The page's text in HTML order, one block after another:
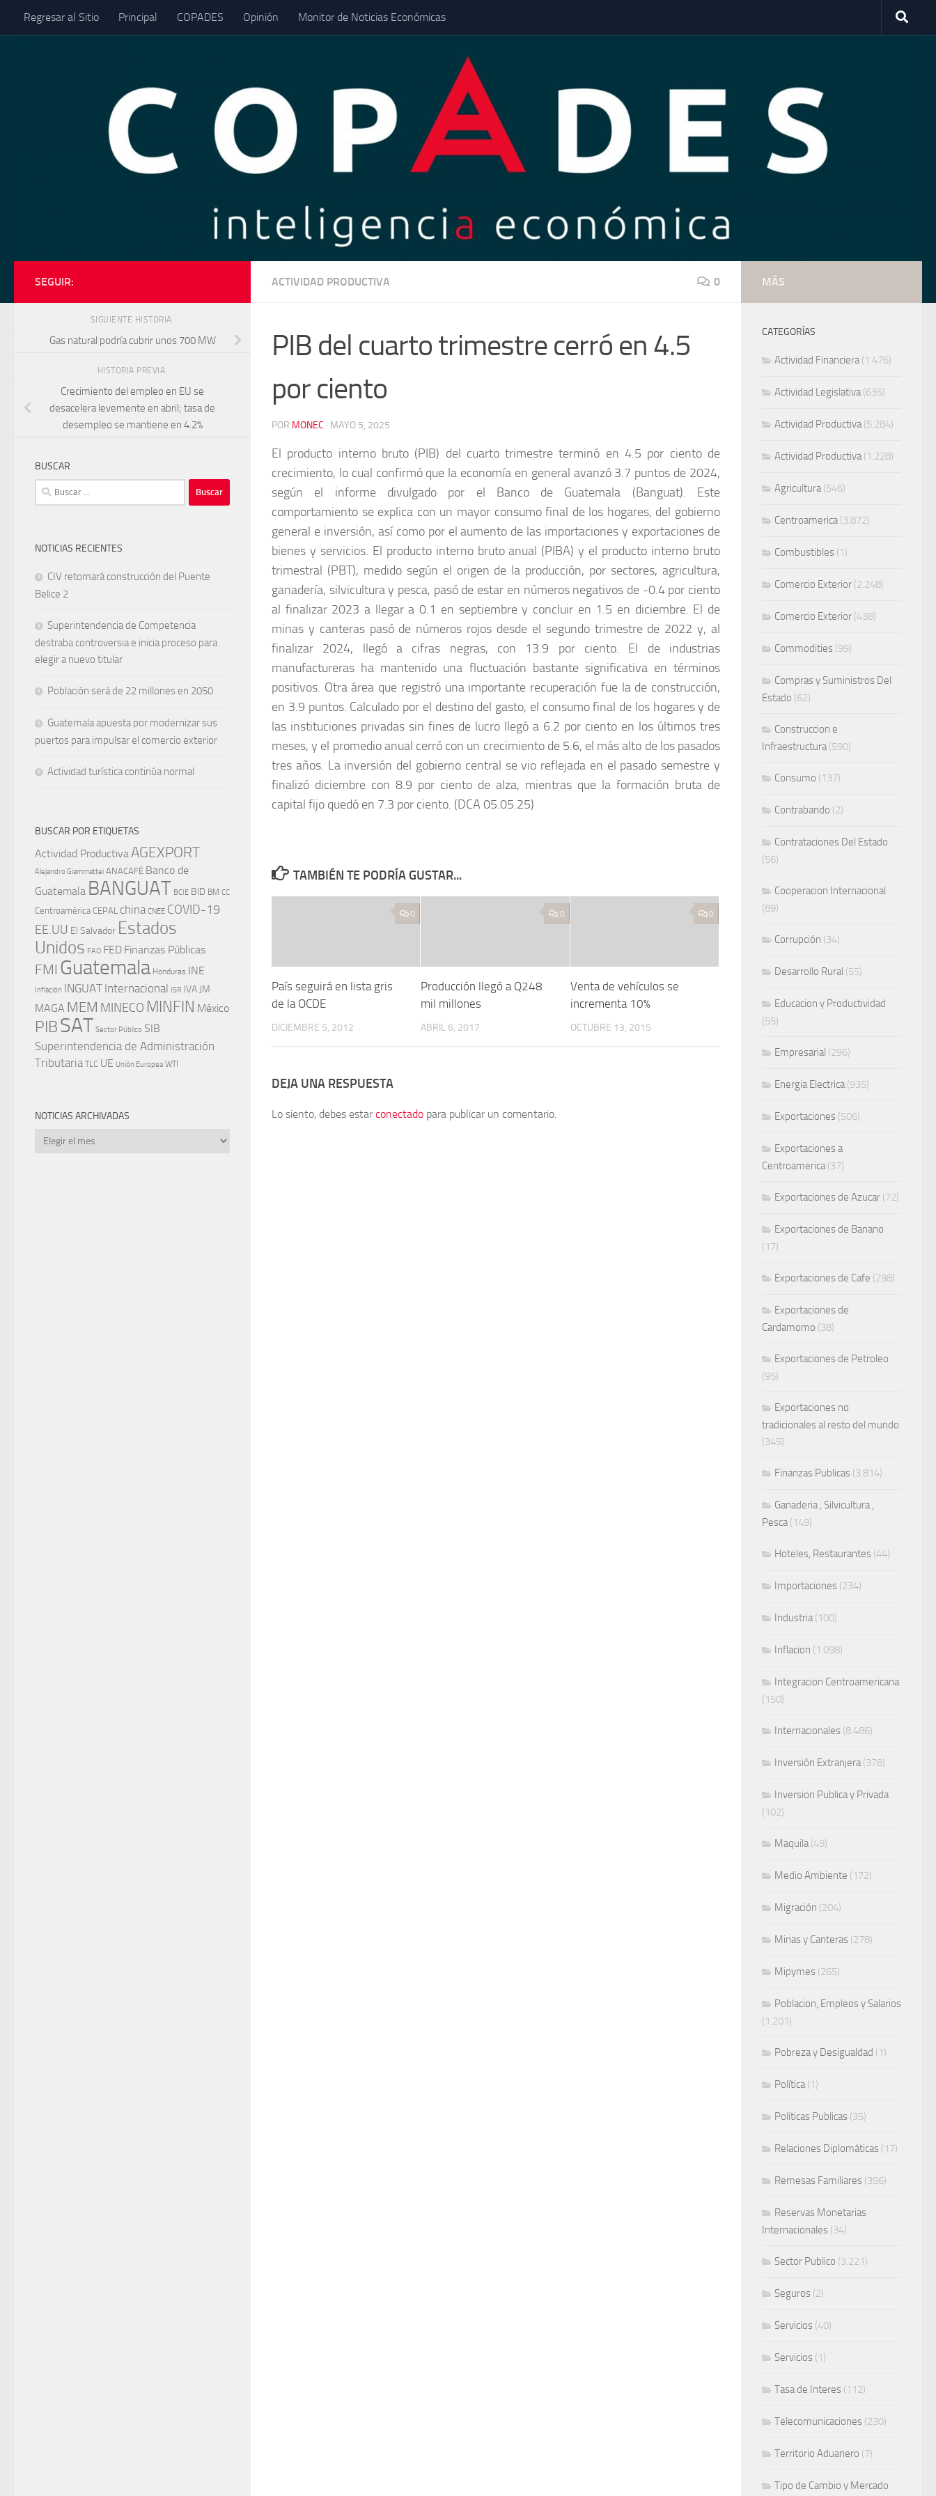
Saltar al contenido
Regresar al Sitio Principal COPADES Opinión Monitor de Noticias Económicas
ACTIVIDAD PRODUCTIVA 0
PIB del cuarto trimestre cerró en 4.5
por ciento
POR MONEC · MAYO 5, 2025
El producto interno bruto (PIB) del cuarto trimestre terminó en 4.5 por ciento de
crecimiento, lo cual confirmó que la economía en general avanzó 3.7 puntos de 2024,
según el informe divulgado por el Banco de Guatemala (Banguat). Este
comportamiento se explica con un mayor consumo final de los hogares, del gobierno
general e inversión, así como por el aumento de las importaciones y exportaciones de
bienes y servicios. El producto interno bruto anual (PIBA) y el producto interno bruto
trimestral (PBT), medido según el origen de la producción, por sectores, agricultura,
ganadería, silvicultura y pesca, pasó de estar en números negativos de -0.4 por ciento
al finalizar 2023 a llegar a 0.1 en septiembre y concluir en 1.5 en diciembre. El de
minas y canteras pasó de números rojos desde el segundo trimestre de 2022 y, al
finalizar 2024, llegó a cifras negras, con 13.9 por ciento. El de industrias
manufactureras ha mantenido una fluctuación bastante significativa en términos
positivos. Otra área que registró una importante recuperación fue la de construcción,
en 3.9 puntos. Calculado por el destino del gasto, el consumo final de los hogares y de
las instituciones privadas sin fines de lucro llegó a 6.2 por ciento en los últimos tres
meses, y el promedio anual cerró con un crecimiento de 5.6, el más alto de los pasados
tres años. La inversión del gobierno central se vio reflejada en el pasado semestre y
finalizó diciembre con 8.9 por ciento de alza, mientras que la formación bruta de
capital fijo quedó en 7.3 por ciento. (DCA 05.05.25)
TAMBIÉN TE PODRÍA GUSTAR...
0
País seguirá en lista gris
de la OCDE
DICIEMBRE 5, 2012
0
Producción llegó a Q248
mil millones
ABRIL 6, 2017
0
Venta de vehículos se
incrementa 10%
OCTUBRE 13, 2015
DEJA UNA RESPUESTA
Lo siento, debes estarconectado para publicar un comentario.
SEGUIR:
SIGUIENTE HISTORIA
Gas natural podría cubrir unos 700 MW
HISTORIA PREVIA
Crecimiento del empleo en EU se
desacelera levemente en abril; tasa de
desempleo se mantiene en 4.2%
BUSCAR
Buscar:
NOTICIAS RECIENTES
CIV retomará construcción del Puente
Belice 2
Superintendencia de Competencia
destraba controversia e inicia proceso para
elegir a nuevo titular
Población será de 22 millones en 2050
Guatemala apuesta por modernizar sus
puertos para impulsar el comercio exterior
Actividad turística continúa normal
BUSCAR POR ETIQUETAS
Actividad Productiva AGEXPORT
Alejandro Giammattei ANACAFÉ Banco de
Guatemala BANGUAT BCIE BID BM CC
Centroamérica CEPAL china CNEE COVID-19
EE.UU El Salvador Estados
Unidos FAO FED Finanzas Públicas
FMI Guatemala Honduras INE
Inflación INGUAT Internacional ISR IVA JM
MAGA MEM MINECO MINFIN México
PIBSAT Sector Público SIB
Superintendencia de Administración
Tributaria TLC UE Unión Europea WTI
NOTICIAS ARCHIVADAS
Noticias
MÁS
CATEGORÍAS
Actividad Financiera(1.476)
Actividad Legislativa(635)
Actividad Productiva(5.284)
Actividad Productiva(1.228)
Agricultura(546)
Centroamerica(3.872)
Combustibles (1)
Comercio Exterior (2.248)
Comercio Exterior (438)
Commodities (99)
Compras y Suministros Del
Estado (62)
Construccion e
Infraestructura(590)
Consumo (137)
Contrabando (2)
Contrataciones Del Estado
(56)
Cooperacion Internacional
(89)
Corrupción (34)
Desarrollo Rural (55)
Educacion y Productividad
(55)
Empresarial (296)
Energia Electrica(935)
Exportaciones (506)
Exportaciones a
Centroamerica(37)
Exportaciones de Azucar (72)
Exportaciones de Banano
(17)
Exportaciones de Cafe (298)
Exportaciones de
Cardamomo (38)
Exportaciones de Petroleo
(95)
Exportaciones no
tradicionales al resto del mundo
(345)
Finanzas Publicas (3.814)
Ganaderia , Silvicultura ,
Pesca(149)
Hoteles, Restaurantes (44)
Importaciones (234)
Industria(100)
Inflacion (1.098)
Integracion Centroamericana
(150)
Internacionales (8.486)
Inversión Extranjera(378)
Inversion Publica y Privada
(102)
Maquila(49)
Medio Ambiente (172)
Migración (204)
Minas y Canteras (278)
Mipymes (265)
Poblacion, Empleos y Salarios
(1.201)
Pobreza y Desigualdad (1)
Política(1)
Politicas Publicas (35)
Relaciones Diplomáticas (17)
Remesas Familiares (396)
Reservas Monetarias
Internacionales (34)
Sector Publico (3.221)
Seguros (2)
Servicios (40)
Servicios (1)
Tasa de Interes (112)
Telecomunicaciones (230)
Territorio Aduanero (7)
Tipo de Cambio y Mercado